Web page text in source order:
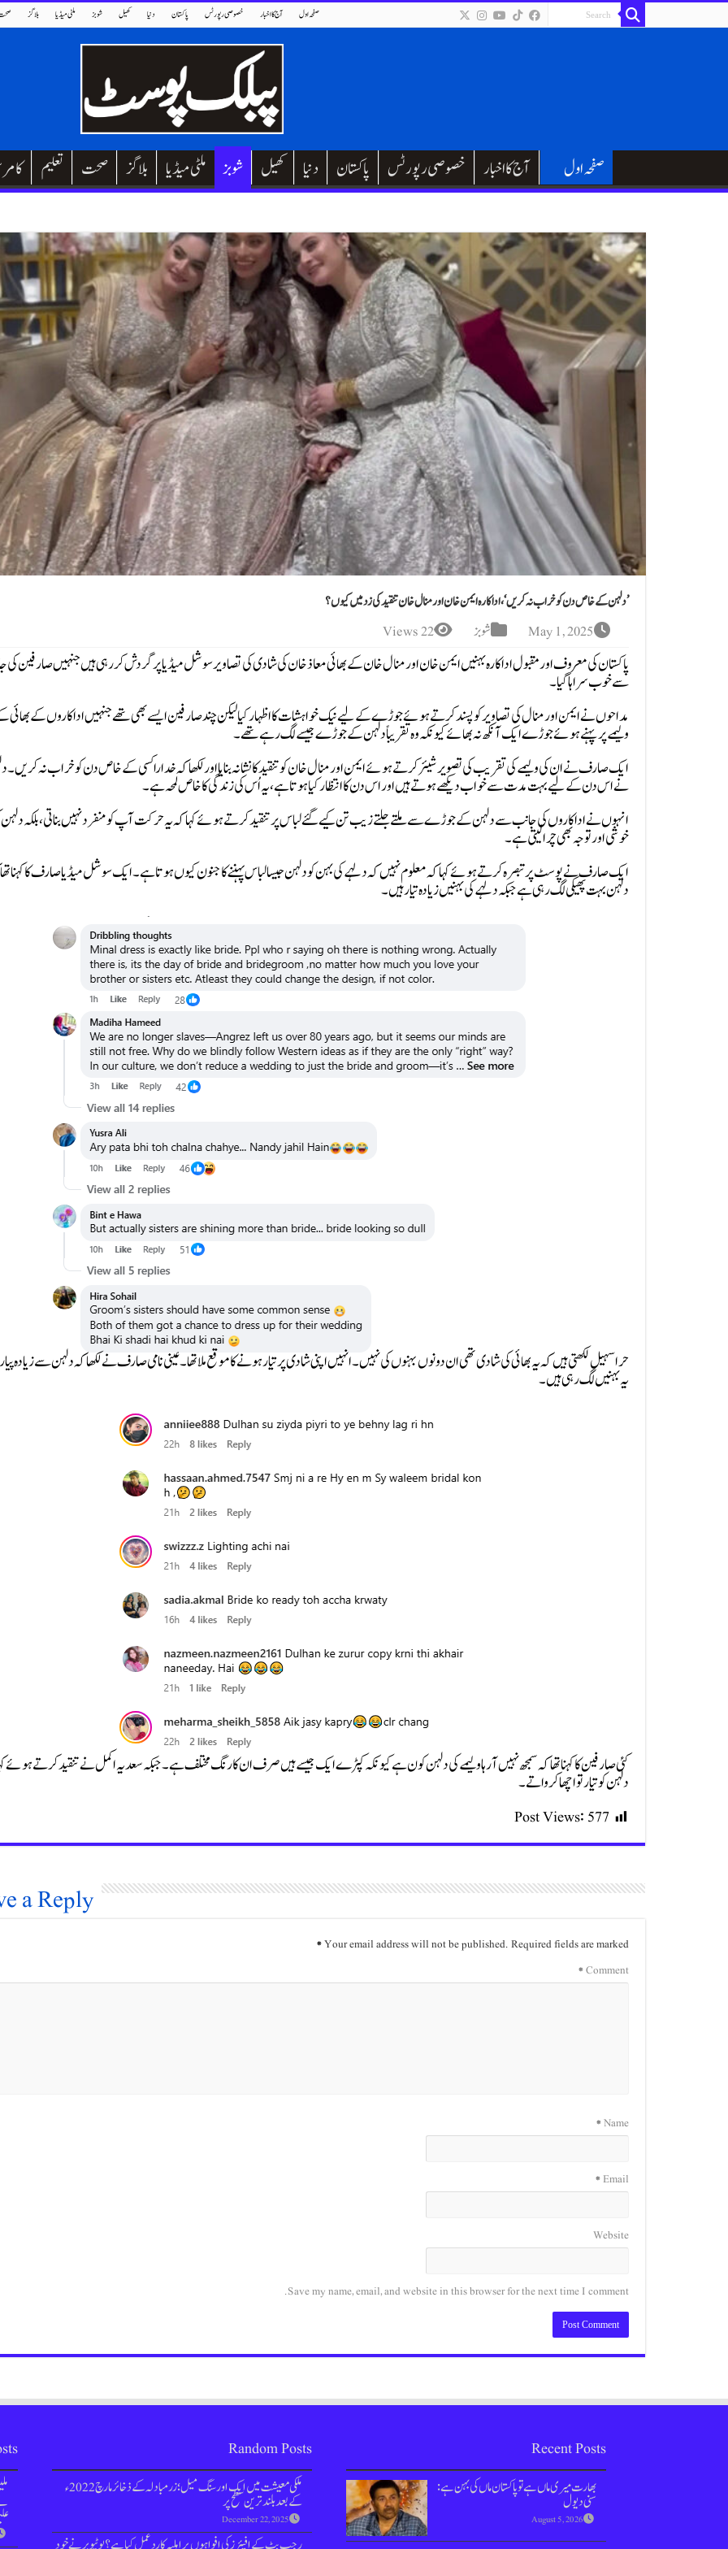
بلاگز ملٹی میڈیا شوبز کھیل دنیا پاکستان خصوصی رپورٹس آج کا اخبار صفحہ اول
تعلیم صحت بلاگز ملٹی میڈیا شوبز کھیل دنیا پاکستان خصوصی رپورٹس آج کا اخبار صفحہ اول
’دلہن کے خاص دن کو خراب نہ کریں‘، اداکارہ ایمن خان اور منال خان تنقید کی زد میں کیوں؟
May 1, 2025 شوبز 22 Views
پاکستان کی معروف اور مقبول اداکارہ بہنیں ایمن خان اور منال خان کے بھائی معاذ خان کی شادی کی تصاویر سوشل میڈیا پر گردش کر رہی ہیں جنہیں صارفین
سے خوب سراہا گیا۔
مداحوں نے ایمن اور منال کی تصاویر کو پسند کرتے ہوئے جوڑے کے لیے نیک خواہشات کا اظہار کیا لیکن چند صارفین ایسے بھی تھے جنہیں اداکاروں کے بھائی
ولیمے پر پہنے ہوئے جوڑے ایک آنکھ نہ بھائے کیونکہ وہ تقریباً دلہن کے جوڑے جیسے لگ رہے تھے۔
ایک صارف نے ان کی ولیمے کی تقریب کی تصویر شیئر کرتے ہوئے ایمن اور منال خان کو تنقید کا نشانہ بنایا اور لکھا کہ خدارا کسی کے خاص دن کو خراب نہ کریں۔
نے اس دن کے لیے بہت مدت سے خواب دیکھے ہوتے ہیں اور اس دن کا انتظار کیا ہوتا ہے، یہ اُس کی زندگی کا خاص لمحہ ہے۔
انہوں نے اداکاروں کی جانب سے دلہن کے جوڑے سے ملتے جلتے زیب تن کیے گئے لباس پر تنقید کرتے ہوئے کہا کہ یہ حرکت آپ کو منفرد نہیں بناتی، بلکہ
خوشی اور توجہ بھی چرا لیتی ہے۔
ایک صارف نے پوسٹ پر تبصرہ کرتے ہوئے کہا کہ معلوم نہیں کہ دلہے کی بہن کو دلہن جیسا لباس پہننے کا جنون کیوں ہوتا ہے۔ ایک سوشل میڈیا صارف کا کہنا
دلہن بہت پھیکی لگ رہی ہے جبکہ دلہے کی بہنیں زیادہ تیار ہیں۔
حرا سہیل لکھتی ہیں کہ یہ بھائی کی شادی تھی ان دونوں بہنوں کی نہیں۔ انہیں اپنی شادی پر تیار ہونے کا موقع ملا تھا۔ عینی نامی صارف نے لکھا کہ دلہن سے زیادہ
یہ بہنیں لگ رہی ہیں۔
کئی صارفین کا کہنا تھا کہ سمجھ نہیں آ رہا ولیمے کی دلہن کون ہے کیونکہ کپڑے ایک جیسے ہیں صرف ان کا رنگ مختلف ہے۔ جبکہ سعدیہ اکمل نے تنقید کرتے ہوئے
دلہن کو تیار تو اچھا کرواتے۔
Post Views:577
a Reply
Your email address will not be published.Required fields are marked
*
Comment
*
Name
*
Email
*
Website
Save my name, email, and website in this browser for the next time I comment.
Random Posts
ملکی معیشت میں ایک اور سنگ میل؛ زرمبادلہ کے ذخائر مارچ 2022ء
کے بعد بلند ترین سطح پر
December 22, 2025
Recent Posts
بھارت میری ماں ہےتو پاکستان ماں کی بہن ہے:
سنی دیول
August 5, 2026